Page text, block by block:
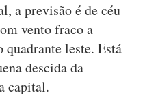
a previsão é de céu
vento fraco a
leste. Está
descida da
capital.